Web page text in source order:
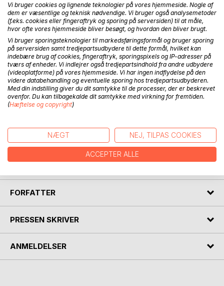
Stort set hvert eneste kontinent på Jorden har sine myter
og historier om vældige abelignende væsener, de såkaldte
primat-kryptider, som bebor – eller engang beboede –
fjerne afkroge af vildmarken, langt borte fra civilisationen. I
denne bog omtales nogle få eksempler:
I Himalaya kalder sherpaerne væsenet for Yeti. I Pamirs og
Tien Shans isverdener kalder nomaderne det for Almasti –
og i Nordamerikas vildmark har indianerne i århundreder
kendt det under navnet Sasquatch.
umuligt at besvare entydigt, og det er måske heller ikke det
mest interessante. Det er til gengæld de mange
fortællinger om disse mystiske eksistenser, som ikke
defineres som mennesker – men ej heller som dyr.
FORFATTER
PRESSEN SKRIVER
ANMELDELSER
Vi bruger cookies og lignende teknologier på vores hjemmeside. Nogle af
dem er væsentlige og teknisk nødvendige. Vi bruger også analysemetoder
(f.eks. cookies eller fingeraftryk og sporing på serversiden) til at måle,
hvor ofte vores hjemmeside bliver besøgt, og hvordan den bliver brugt.
Vi bruger sporingsteknologier til markedsføringsformål og bruger sporing
på serversiden samt tredjepartsudbydere til dette formål, hvilket kan
indebære brug af cookies, fingeraftryk, sporingspixels og IP-adresser på
tværs af enheder. Vi indlejrer også tredjepartsindhold fra andre udbydere
(videoplatforme) på vores hjemmeside. Vi har ingen indflydelse på den
videre databehandling og eventuelle sporing hos tredjepartsudbyderen.
Med din indstilling giver du dit samtykke til de processer, der er beskrevet
ovenfor. Du kan tilbagekalde dit samtykke med virkning for fremtiden.
(Hæftelse og copyright)
NÆGT NEJ, TILPAS COOKIES
ACCEPTER ALLE